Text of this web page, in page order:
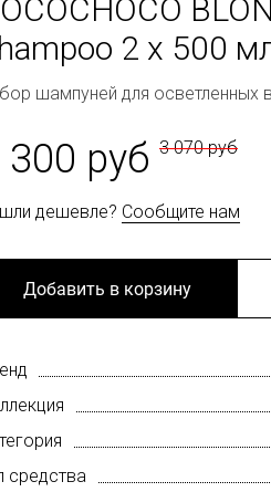
2 x 500
шампуней для осветленных
300 руб 3 070 руб
дешевле? Сообщите нам
Добавить в корзину
средства